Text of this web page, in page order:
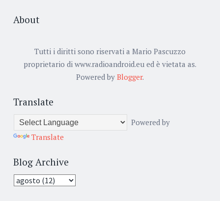
About
Tutti i diritti sono riservati a Mario Pascuzzo
proprietario di www.radioandroid.eu ed è vietata as.
Powered by Blogger.
Translate
Powered by
Translate
Blog Archive